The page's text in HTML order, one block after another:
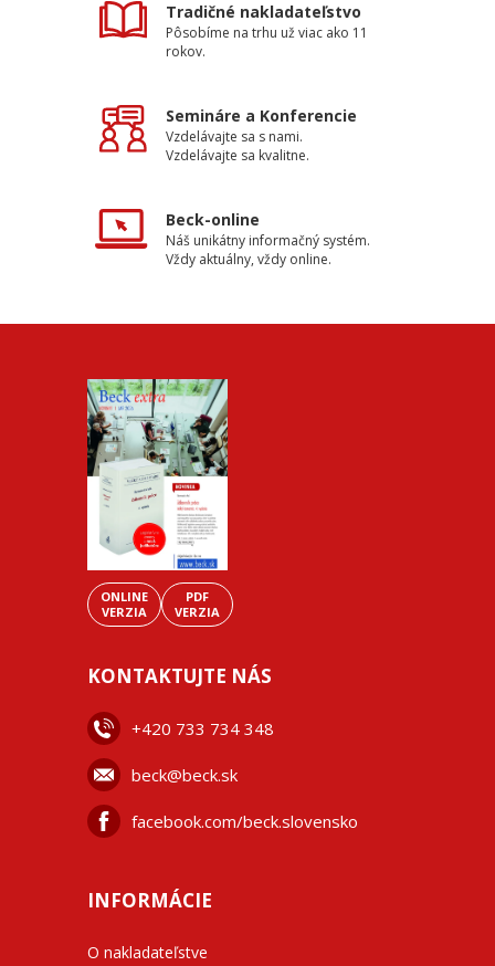
Tradičné nakladateľstvo
Pôsobíme na trhu už viac ako 11
rokov.
Semináre a Konferencie
Vzdelávajte sa s nami.
Vzdelávajte sa kvalitne.
Beck-online
Náš unikátny informačný systém.
Vždy aktuálny, vždy online.
ONLINE
VERZIA
PDF
VERZIA
KONTAKTUJTE NÁS
+420 733 734 348
beck@beck.sk
facebook.com/beck.slovensko
INFORMÁCIE
O nakladateľstve